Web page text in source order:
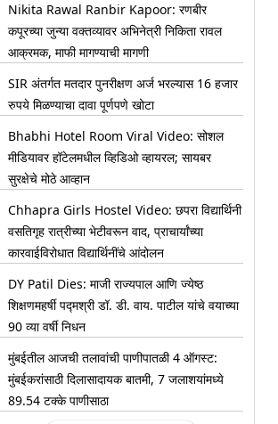
Nikita Rawal Ranbir Kapoor: रणबीर
कपूरच्या जुन्या वक्तव्यावर अभिनेत्री निकिता रावल
आक्रमक, माफी मागण्याची मागणी
SIR अंतर्गत मतदार पुनरीक्षण अर्ज भरल्यास 16 हजार
रुपये मिळण्याचा दावा पूर्णपणे खोटा
Bhabhi Hotel Room Viral Video: सोशल
मीडियावर हॉटेलमधील व्हिडिओ व्हायरल; सायबर
सुरक्षेचे मोठे आव्हान
Chhapra Girls Hostel Video: छपरा विद्यार्थिनी
वसतिगृह रात्रीच्या भेटीवरून वाद, प्राचार्यांच्या
कारवाईविरोधात विद्यार्थिनींचे आंदोलन
DY Patil Dies: माजी राज्यपाल आणि ज्येष्ठ
शिक्षणमहर्षी पद्मश्री डॉ. डी. वाय. पाटील यांचे वयाच्या
90 व्या वर्षी निधन
मुंबईतील आजची तलावांची पाणीपातळी 4 ऑगस्ट:
मुंबईकरांसाठी दिलासादायक बातमी, 7 जलाशयांमध्ये
89.54 टक्के पाणीसाठा